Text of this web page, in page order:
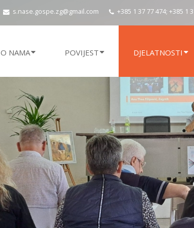
s.nase.gospe.zg@gmail.com +385 1 37 77 474; +385 1
O NAMA POVIJEST DJELATNOSTI